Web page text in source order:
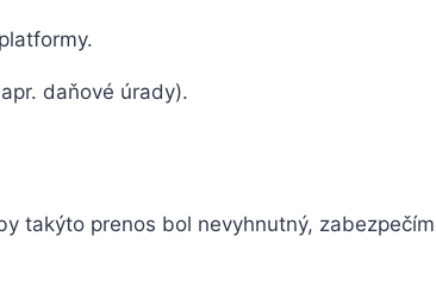
daňové úrady).
takýto prenos bol nevyhnutný,